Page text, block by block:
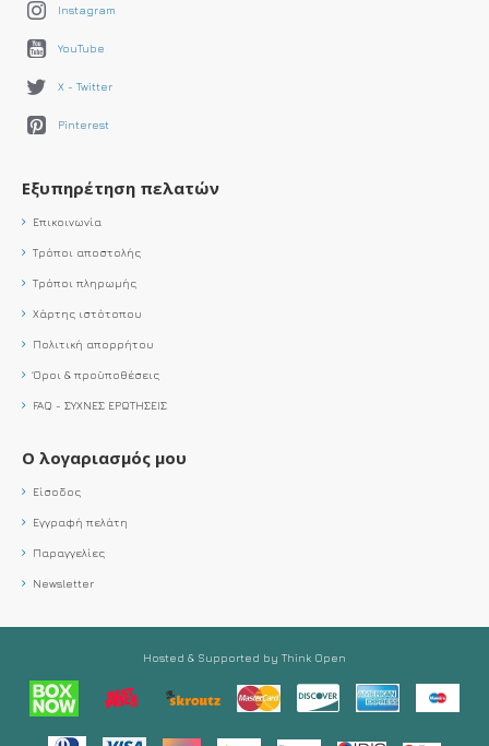
Instagram
YouTube
X - Twitter
Pinterest
Εξυπηρέτηση πελατών
Επικοινωνία
Τρόποι αποστολής
Τρόποι πληρωμής
Χάρτης ιστότοπου
Πολιτική απορρήτου
Όροι & προϋποθέσεις
FAQ - ΣΥΧΝΕΣ ΕΡΩΤΗΣΕΙΣ
Ο λογαριασμός μου
Είσοδος
Εγγραφή πελάτη
Παραγγελίες
Newsletter
Hosted & Supported by Think Open